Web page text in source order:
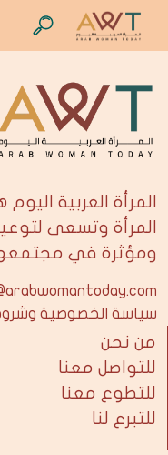
المرأة العربية
المرأة وتسعى
ومؤثرة في
سياسة الخصوصية
من نحن
للتواصل معنا
للتطوع معنا
للتبرع لنا